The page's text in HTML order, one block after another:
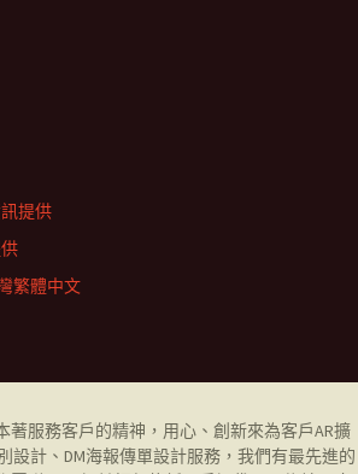
提供
繁體中文
著服務客戶的精神，用心、創新來為客戶AR擴
設計、DM海報傳單設計服務，我們有最先進的